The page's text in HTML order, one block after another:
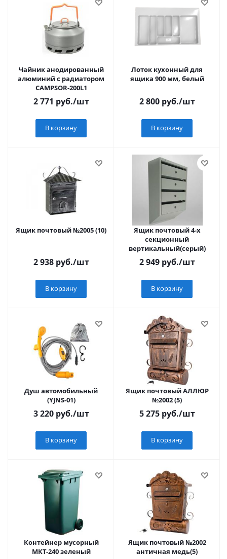
Чайник анодированный
алюминий c радиатором
CAMPSOR-200L1
2 771 руб./шт
В корзину
Лоток кухонный для
ящика 900 мм, белый
2 800руб./шт
В корзину
Ящик почтовый №2005 (10)
2 938руб./шт
В корзину
Ящик почтовый 4-х
секционный
вертикальный(серый)
2 949руб./шт
В корзину
Душ автомобильный
(YJNS-01)
3 220руб./шт
В корзину
Ящик почтовый АЛЛЮР
№2002 (5)
5 275руб./шт
В корзину
Контейнер мусорный
МКТ-240 зеленый
Ящик почтовый №2002
античная медь(5)